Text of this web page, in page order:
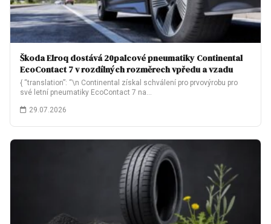
Škoda Elroq dostává 20palcové pneumatiky Continental
EcoContact 7 v rozdílných rozměrech vpředu a vzadu
{ “translation”: “\n Continental získal schválení pro prvovýrobu pro
své letní pneumatiky EcoContact 7 na…
29.07.2026